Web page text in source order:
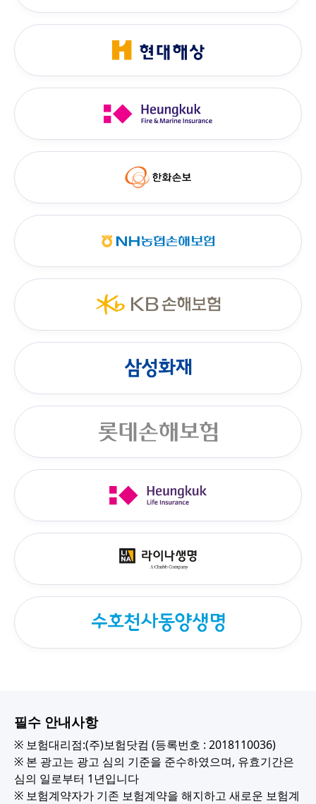
필수 안내사항
※ 보험대리점:(주)보험닷컴 (등록번호 : 2018110036)
※ 본 광고는 광고 심의 기준을 준수하였으며, 유효기간은
심의 일로부터 1년입니다
※ 보험계약자가 기존 보험계약을 해지하고 새로운 보험계